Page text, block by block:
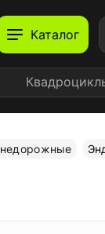
Каталог